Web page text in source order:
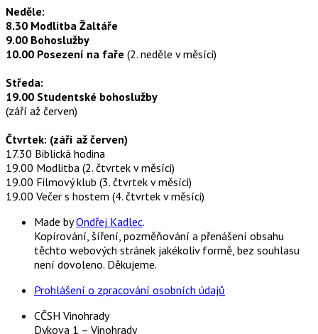
Neděle:
8.30 Modlitba Žaltáře
9.00 Bohoslužby
10.00 Posezení na faře (2. neděle v měsíci)
Středa:
19.00 Studentské bohoslužby
(září až červen)
Čtvrtek: (září až červen)
17.30 Biblická hodina
19.00 Modlitba (2. čtvrtek v měsíci)
19.00 Filmový klub (3. čtvrtek v měsíci)
19.00 Večer s hostem (4. čtvrtek v měsíci)
Made byOndřej Kadlec.
Kopírování, šíření, pozměňování a přenášení obsahu
těchto webových stránek jakékoliv formě, bez souhlasu
není dovoleno. Děkujeme.
Prohlášení o zpracování osobních údajů
CČSH Vinohrady
Dykova 1 – Vinohrady